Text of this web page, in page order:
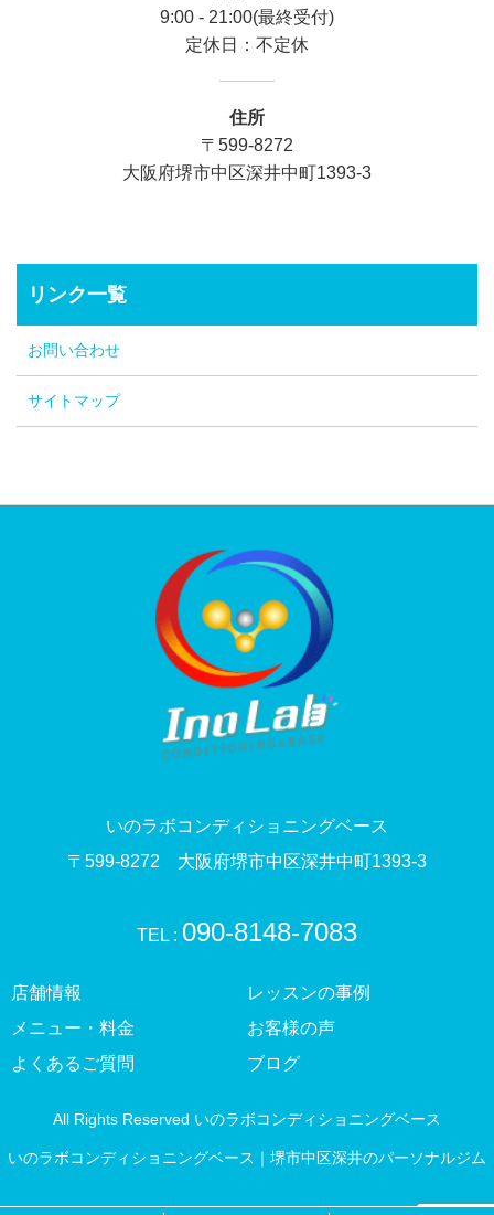
9:00 - 21:00(最終受付)
定休日：不定休
住所
〒599-8272
大阪府堺市中区深井中町1393-3
リンク一覧
お問い合わせ
サイトマップ
いのラボコンディショニングベース
〒599-8272 大阪府堺市中区深井中町1393-3
TEL : 090-8148-7083
店舗情報
レッスンの事例
メニュー・料金
お客様の声
よくあるご質問
ブログ
All Rights Reserved いのラボコンディショニングベース
いのラボコンディショニングベース｜堺市中区深井のパーソナルジム